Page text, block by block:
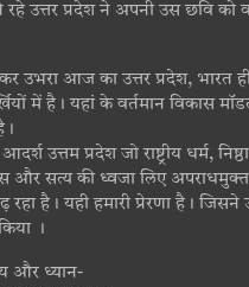
रहे उत्तर प्रदेश ने अपनी उस छवि
उभरा आज का उत्तर प्रदेश, भारत
में है। यहां के वर्तमान विकास
उत्तम प्रदेश जो राष्ट्रीय धर्म,
और सत्य की ध्वजा लिए अपराधमुक्त,
रहा है। यही हमारी प्रेरणा है।
।
और ध्यान-